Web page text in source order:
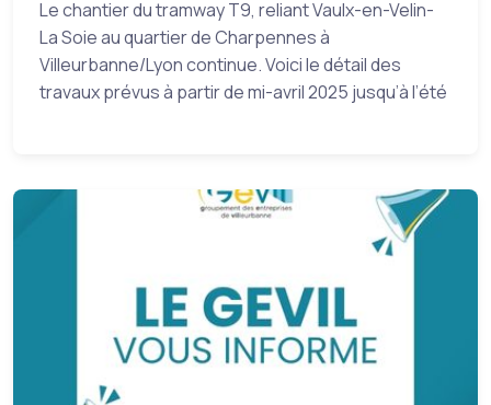
Le chantier du tramway T9, reliant Vaulx-en-Velin-
La Soie au quartier de Charpennes à
Villeurbanne/Lyon continue. Voici le détail des
travaux prévus à partir de mi-avril 2025 jusqu’à l’été